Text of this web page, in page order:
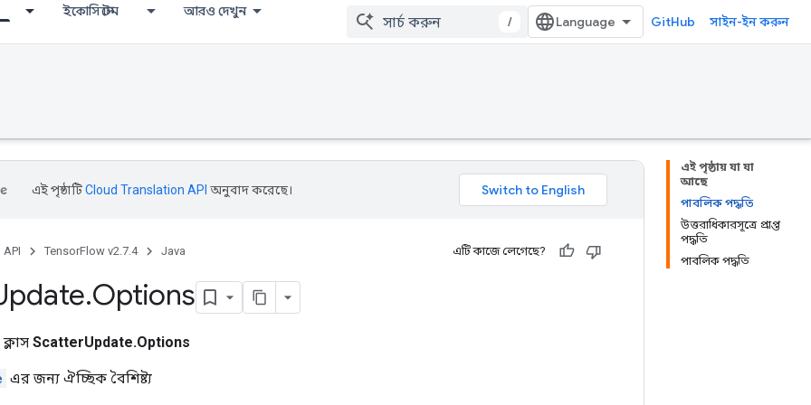
ইকোসিস্টেম আরও দেখুন
/ GitHub সাইন-ইন করুন
এই পৃষ্ঠায় যা যা
আছে
পাবলিক পদ্ধতি
উত্তরাধিকারসূত্রে প্রাপ্ত
পদ্ধতি
পাবলিক পদ্ধতি
এই পৃষ্ঠাটিCloud Translation API অনুবাদ করেছে।
API TensorFlow v2.7.4 Java এটি কাজে লেগেছে?
.Options
ScatterUpdate.Options
এর জন্য ঐচ্ছিক বৈশিষ্ট্য